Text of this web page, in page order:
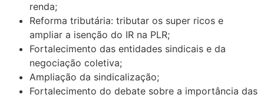
renda;
Reforma tributária: tributar os super ricos e
ampliar a isenção do IR na PLR;
Fortalecimento das entidades sindicais e da
negociação coletiva;
Ampliação da sindicalização;
Fortalecimento do debate sobre a importância das